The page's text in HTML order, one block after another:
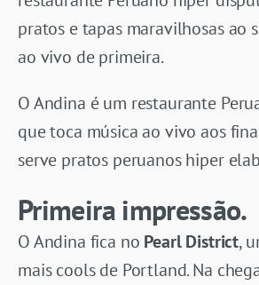
pratos e tapas maravilhosas ao
ao vivo de primeira.
O Andina é um restaurante
que toca música ao vivo aos
serve pratos peruanos hiper
Primeira impressão.
O Andina fica no Pearl District,
mais cools de Portland. Na